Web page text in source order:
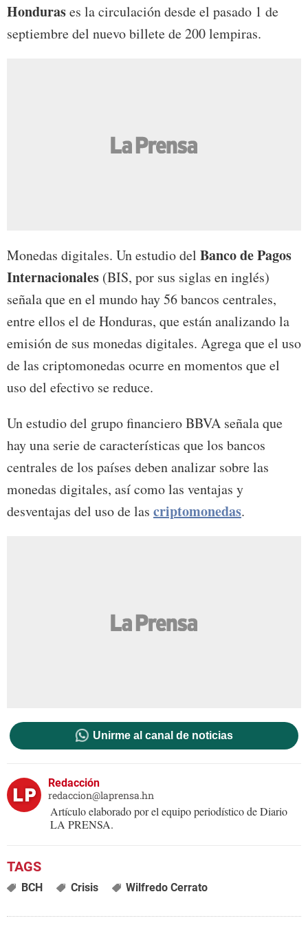
Hondurases la circulación desde el pasado 1 de
septiembre del nuevo billete de 200 lempiras.
Monedas digitales. Un estudio del Banco de Pagos
Internacionales (BIS, por sus siglas en inglés)
señala que en el mundo hay 56 bancos centrales,
entre ellos el de Honduras, que están analizando la
emisión de sus monedas digitales. Agrega que el uso
de las criptomonedas ocurre en momentos que el
uso del efectivo se reduce.
Un estudio del grupo financiero BBVA señala que
hay una serie de características que los bancos
centrales de los países deben analizar sobre las
monedas digitales, así como las ventajas y
desventajas del uso de las criptomonedas.
Unirme al canal de noticias
Redacción
redaccion@laprensa.hn
Artículo elaborado por el equipo periodístico de Diario
LA PRENSA.
BCH Crisis Wilfredo Cerrato